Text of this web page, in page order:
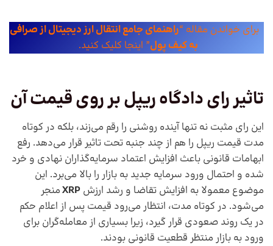
برای خواندن مقاله “راهنمای جامع انتقال ارز دیجیتال از صرافی
به کیف پول” اینجا کلیک کنید.
تاثیر رای دادگاه ریپل بر روی قیمت آن
این رای مثبت نه تنها آینده روشنی را رقم می‌زند، بلکه در کوتاه
مدت قیمت ریپل را هم از چند جنبه تحت تاثیر قرار می‌دهد. رفع
ابهامات قانونی باعث افزایش اعتماد سرمایه‌گذاران نهادی و خرد
شده و احتمال ورود سرمایه جدید به بازار را بالا می‌برد. این
موضوع معمولا به افزایش تقاضا و رشد ارزش XRPمنجر
می‌شود. در کوتاه‌ مدت، انتظار می‌رود قیمت پس از اعلام حکم
در یک روند صعودی قرار گیرد، زیرا بسیاری از معامله‌گران برای
ورود به بازار منتظر قطعیت قانونی بودند.